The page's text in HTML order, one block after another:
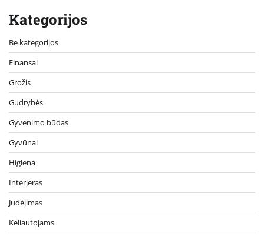
Kategorijos
Be kategorijos
Finansai
Grožis
Gudrybės
Gyvenimo būdas
Gyvūnai
Higiena
Interjeras
Judėjimas
Keliautojams